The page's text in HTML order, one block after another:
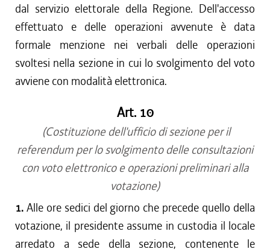
dal servizio elettorale della Regione. Dell'accesso
effettuato e delle operazioni avvenute è data
formale menzione nei verbali delle operazioni
svoltesi nella sezione in cui lo svolgimento del voto
avviene con modalità elettronica.
Art. 10
(Costituzione dell'ufficio di sezione per il
referendum per lo svolgimento delle consultazioni
con voto elettronico e operazioni preliminari alla
votazione)
1. Alle ore sedici del giorno che precede quello della
votazione, il presidente assume in custodia il locale
arredato a sede della sezione, contenente le